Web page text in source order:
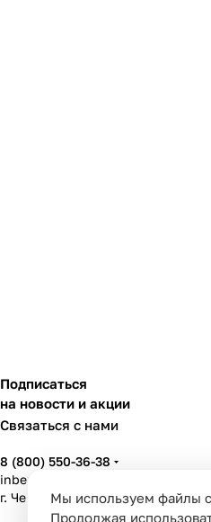
Мы используем файлы
Продолжая
Подписаться
на новости и акции
Связаться с нами
8 (800) 550-36-38
inbenzo35@list.ru
г. Череповец, ул. Вологодская, д.